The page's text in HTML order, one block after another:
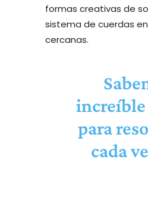
formas creativas de
sistema de cuerdas
cercanas.
increíble
para
cada